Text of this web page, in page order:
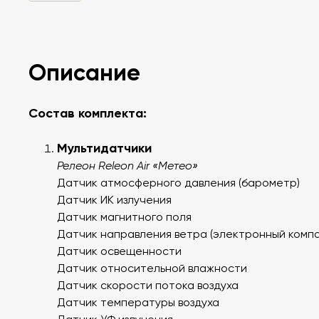
Описание
Состав комплекта:
Мультидатчики
Релеон Releon Air «Метео»
Датчик атмосферного давления (барометр)
Датчик ИК излучения
Датчик магнитного поля
Датчик направления ветра (электронный
Датчик освещенности
Датчик относительной влажности
Датчик скорости потока воздуха
Датчик температуры воздуха